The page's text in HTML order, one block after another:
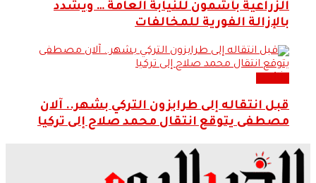
الزراعية بأشمون للنيابة العامة … ويشدد
بالإزالة الفورية للمخالفات
قبل انتقاله إلى طرابزون التركي بشهر.. آلان
مصطفى يتوقع انتقال محمد صلاح إلى تركيا